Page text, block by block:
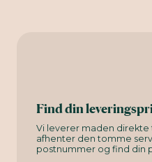
Find din
Vi leverer maden direkte
afhenter den tomme
postnummer og find din